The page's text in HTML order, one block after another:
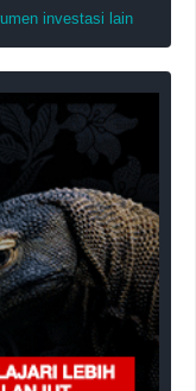
investasi lain